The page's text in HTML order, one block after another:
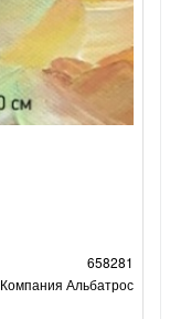
658281
Компания Альбатрос